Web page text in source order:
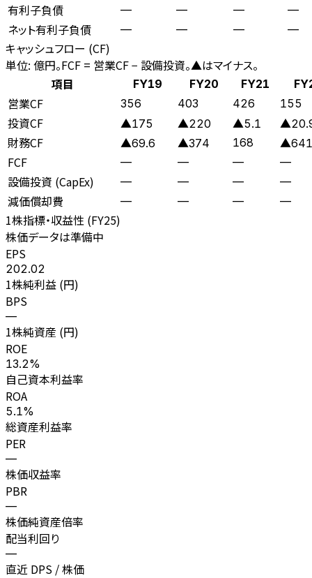
有利子負債 — — — —
ネット有利子負債 — — — —
キャッシュフロー (CF)
単位: 億円。FCF = 営業CF − 設備投資。▲はマイナス。
項目
FY19 FY20 FY21
営業CF 356 403 426 155
投資CF ▲175 ▲220 ▲5.1
財務CF ▲69.6 ▲374 168 ▲641
FCF — — — —
設備投資 (CapEx) — — — —
減価償却費 — — — —
1株指標・収益性 (FY25)
株価データは準備中
EPS
202.02
1株純利益 (円)
BPS
—
1株純資産 (円)
ROE
13.2%
自己資本利益率
ROA
5.1%
総資産利益率
PER
—
株価収益率
PBR
—
株価純資産倍率
配当利回り
—
直近 DPS / 株価